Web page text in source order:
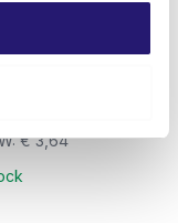
REX Speed drill 16 x
€3,64